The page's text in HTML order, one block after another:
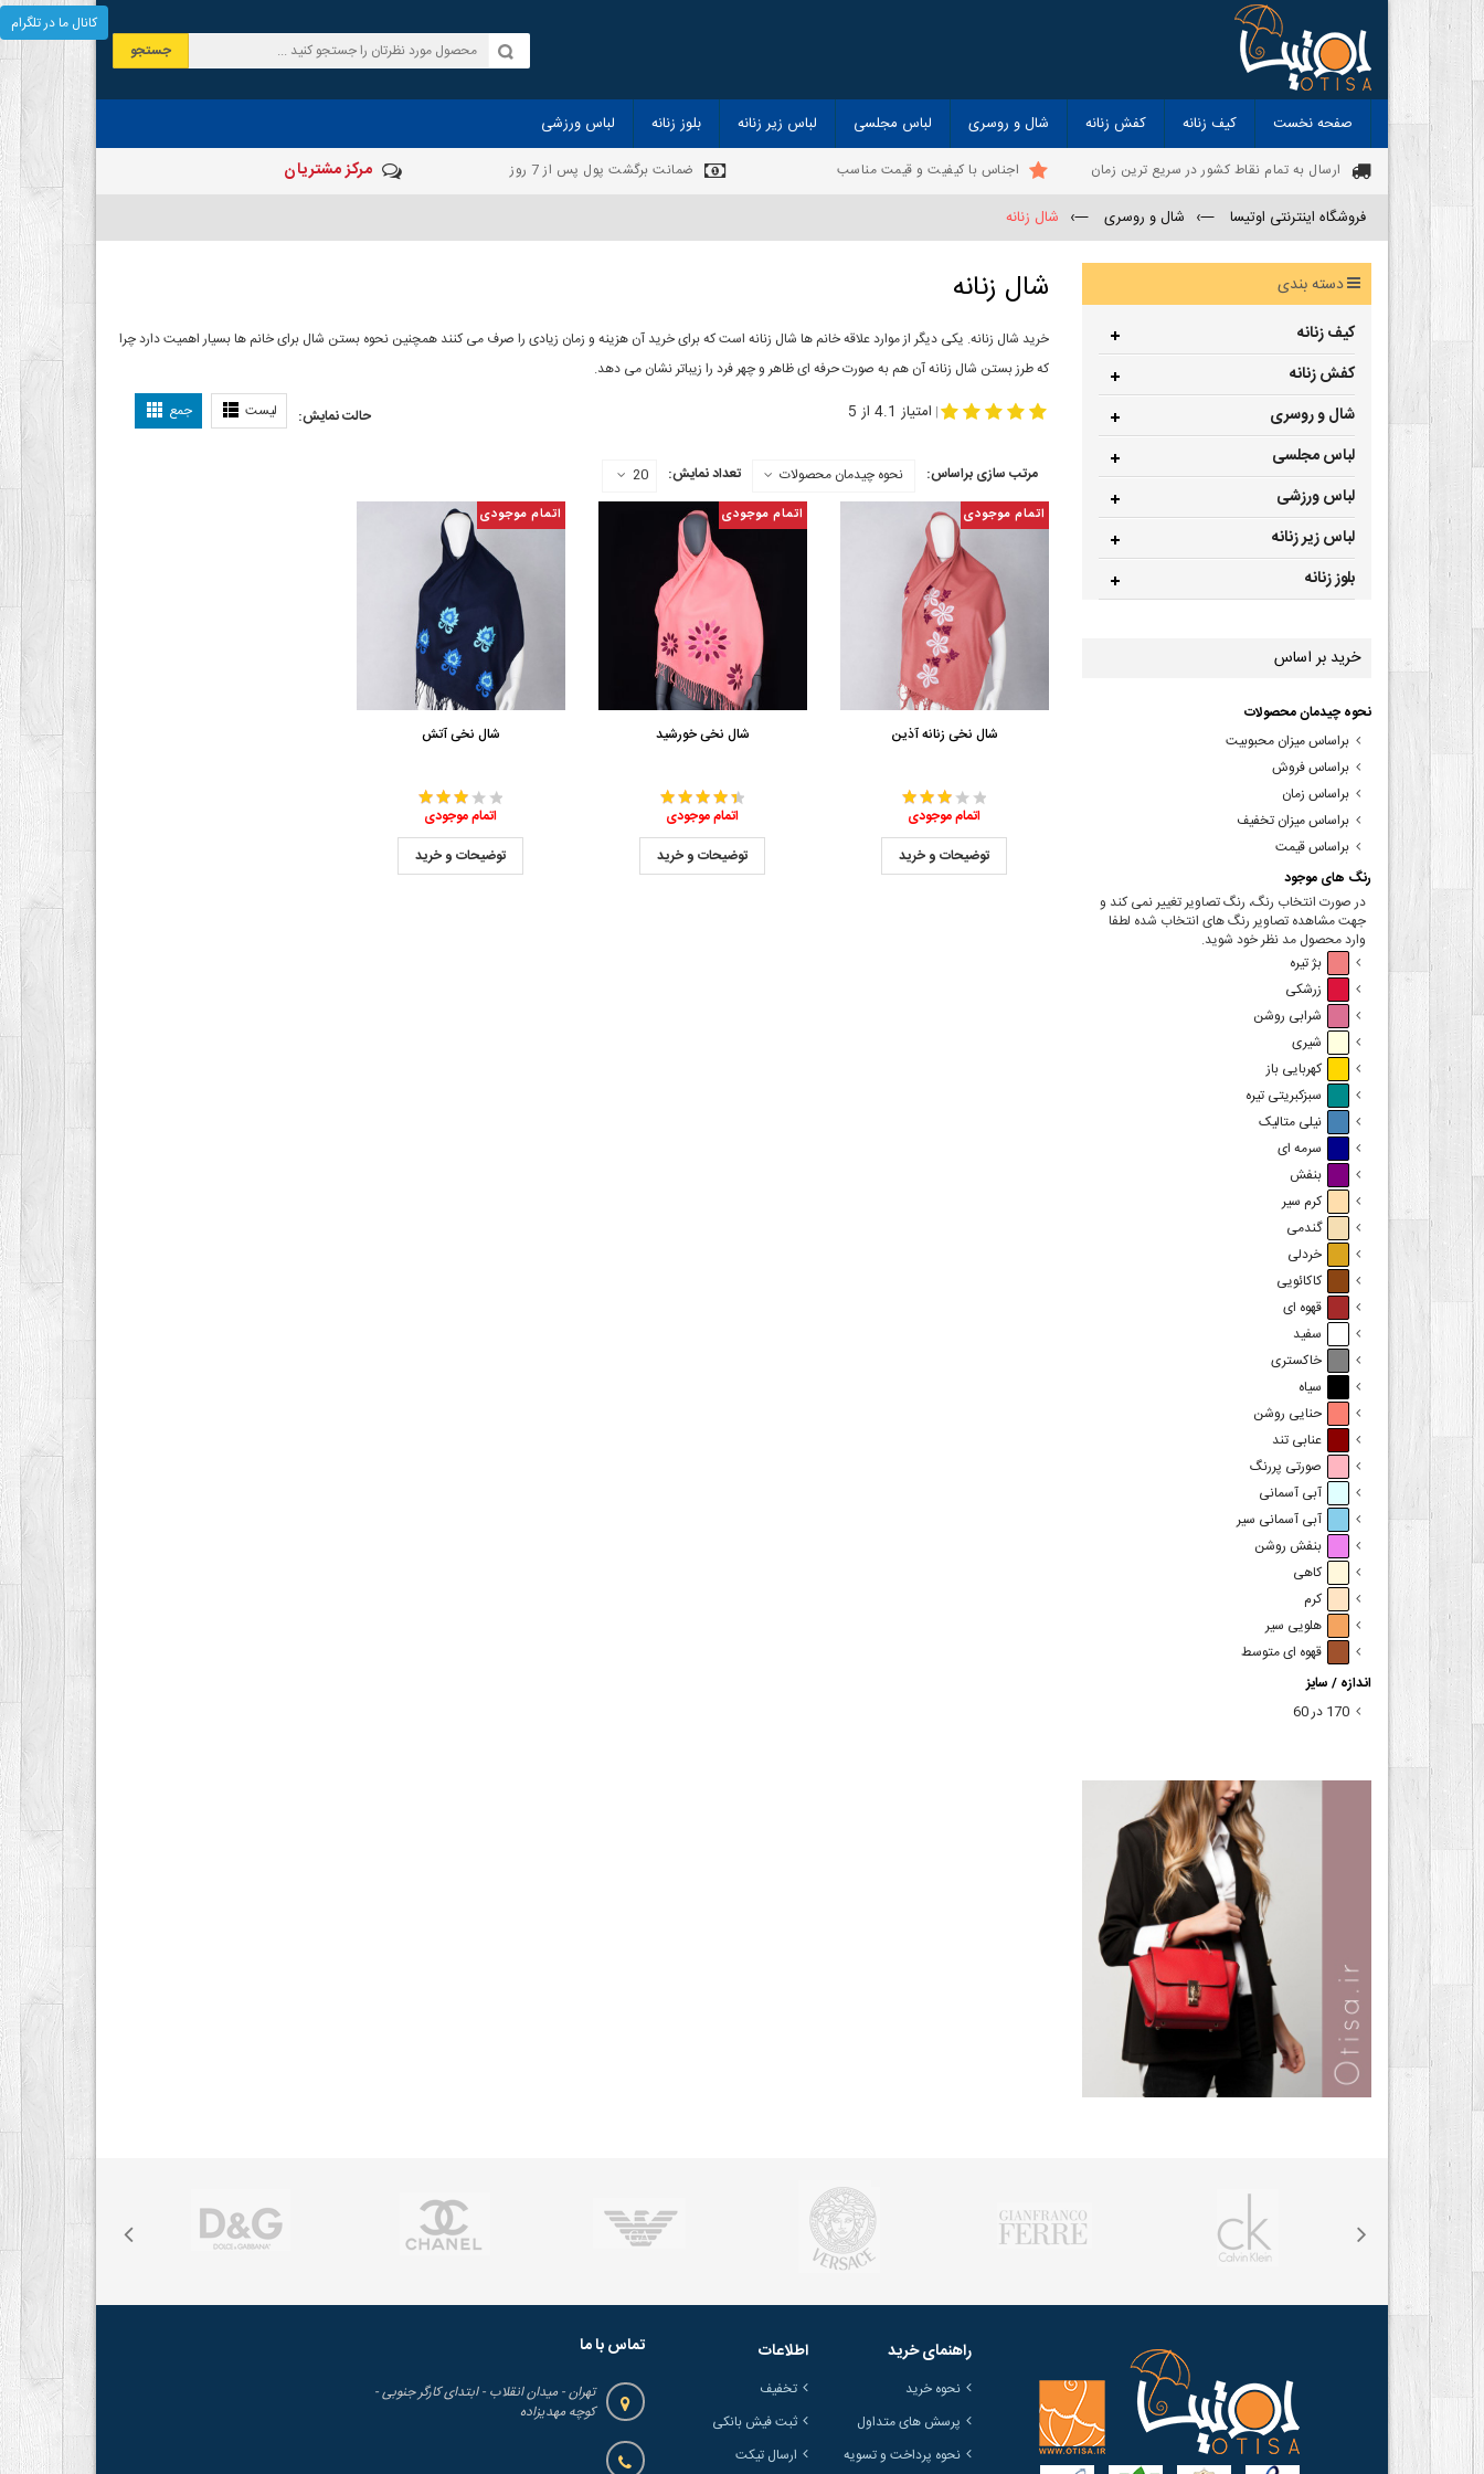
جستجو
صفحه نخست کیف زنانه کفش زنانه شال و روسری لباس مجلسی لباس زیر زنانه بلوز زنانه لباس ورزشی
ارسال به تمام نقاط کشور در سریع ترین زمان اجناس با کیفیت و قیمت مناسب ضمانت برگشت پول پس از 7 روز مرکز مشتریان
فروشگاه اینترنتی اوتیسا —› شال و روسری —› شال زنانه
شال زنانه
خرید شال زنانه. یکی دیگر از موارد علاقه خانم ها شال زنانه است که برای خرید آن هزینه و زمان زیادی را صرف می کنند همچنین نحوه بستن شال برای خانم ها بسیار اهمیت دارد چرا
که طرز بستن شال زنانه آن هم به صورت حرفه ای ظاهر و چهر فرد را زیباتر نشان می دهد.
حالت نمایش: لیست جمع | امتیاز 4.1 از 5
مرتب سازی براساس: نحوه چیدمان محصولات تعداد نمایش: 20
اتمام موجودی
شال نخی زنانه آذین
اتمام موجودی
توضیحات و خرید
اتمام موجودی
شال نخی خورشید
اتمام موجودی
توضیحات و خرید
اتمام موجودی
شال نخی آتش
اتمام موجودی
توضیحات و خرید
دسته بندی
کیف زنانه
کفش زنانه
شال و روسری
لباس مجلسی
لباس ورزشی
لباس زیر زنانه
بلوز زنانه
خرید بر اساس
نحوه چیدمان محصولات
براساس میزان محبوبیت
براساس فروش
براساس زمان
براساس میزان تخفیف
براساس قیمت
رنگ های موجود
در صورت انتخاب رنگ، رنگ تصاویر تغییر نمی کند و
جهت مشاهده تصاویر رنگ های انتخاب شده لطفا
وارد محصول مد نظر خود شوید.
بژ تیره
زرشکی
شرابی روشن
شیری
کهربایی باز
سبزکبریتی تیره
نیلی متالیک
سرمه ای
بنفش
کرم سیر
گندمی
خردلی
کاکائویی
قهوه ای
سفید
خاکستری
سیاه
حنایی روشن
عنابی تند
صورتی پررنگ
آبی آسمانی
آبی آسمانی سیر
بنفش روشن
کاهی
کرم
هلویی سیر
قهوه ای متوسط
اندازه / سایز
170 در 60
راهنمای خرید
نحوه خرید
پرسش های متداول
نحوه پرداخت و تسویه
اطلاعات
تخفیف
ثبت فیش بانکی
ارسال تیکت
تماس با ما
تهران - میدان انقلاب - ابتدای کارگر جنوبی -
کوچه مهدیزاده
کانال ما در تلگرام